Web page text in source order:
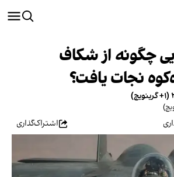
چگونه از شکاف
نجات یافت؟
اشتراک‌گذاری